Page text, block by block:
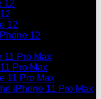
12
12
12
11 Pro Max
Pro Max
11 Pro Max
iPhone 11 Pro Max